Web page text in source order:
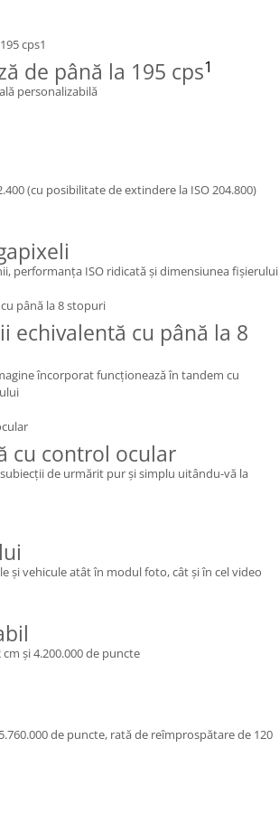
de până la 195 cps1
personalizabilă
(cu posibilitate de extindere la ISO 204.800)
performanţa ISO ridicată şi dimensiunea fişierului
echivalentă cu până la 8
încorporat funcţionează în tandem cu
cu control ocular
de urmărit pur şi simplu uitându-vă la
şi vehicule atât în modul foto, cât şi în cel video
şi 4.200.000 de puncte
de puncte, rată de reîmprospătare de 120